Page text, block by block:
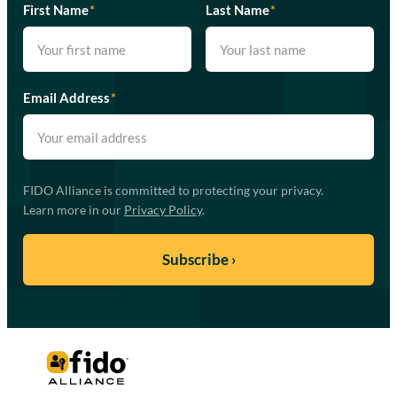
First Name* Last Name*
Email Address*
FIDO Alliance is committed to protecting your privacy.
Learn more in our Privacy Policy.